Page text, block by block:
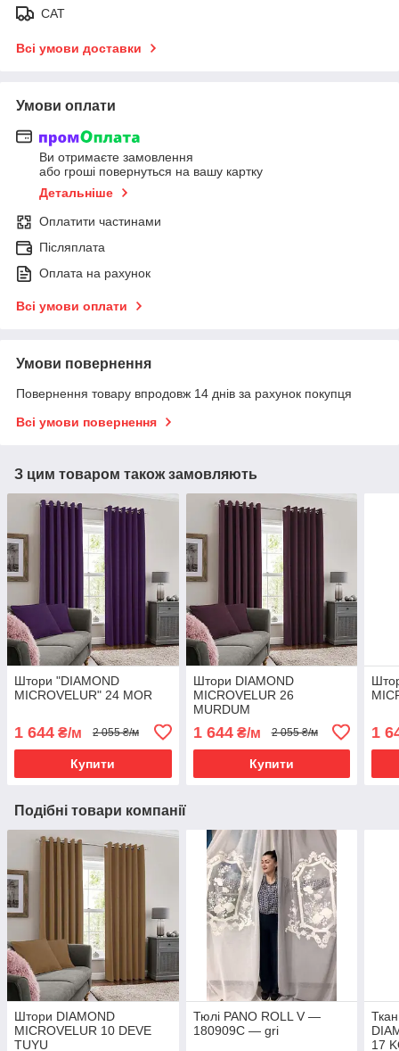
САТ
Всі умови доставки
Умови оплати
Ви отримаєте замовлення
або гроші повернуться на вашу картку
Детальніше
Оплатити частинами
Післяплата
Оплата на рахунок
Всі умови оплати
Умови повернення
Повернення товару впродовж 14 днів за рахунок покупця
Всі умови повернення
З цим товаром також замовляють
Штори "DIAMOND
MICROVELUR" 24 MOR
1 644 ₴/м 2 055 ₴/м
Купити
Штори DIAMOND
MICROVELUR 26
MURDUM
1 644₴/м 2 055 ₴/м
Купити
1
Подібні товари компанії
Штори DIAMOND
MICROVELUR 10 DEVE
TUYU
Тюлі PANO ROLL V —
180909C — gri
17